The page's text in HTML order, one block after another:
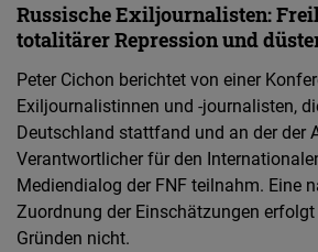
Russische Exiljournalisten:
totalitärer Repression und
Peter Cichon berichtet von einer
Exiljournalistinnen und -journalisten,
Deutschland stattfand und an der der
Verantwortlicher für den
Mediendialog der FNF teilnahm. Eine
Zuordnung der Einschätzungen
Gründen nicht.